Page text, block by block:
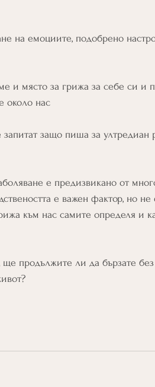
на емоциите, подобрено
и място за грижа за себе си и
около нас
защо пиша за ултредиан
е предизвикано от
е важен фактор, но не
към нас самите определя и
ще продължите ли да бързате